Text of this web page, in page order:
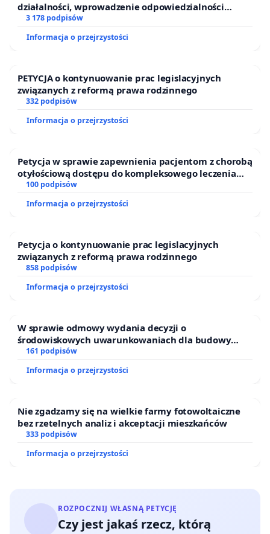
działalności, wprowadzenie odpowiedzialności
finansowej kluczowych urzędników i sędziów
3 178 podpisów
Informacja o przejrzystości
PETYCJA o kontynuowanie prac legislacyjnych
związanych z reformą prawa rodzinnego
332 podpisów
Informacja o przejrzystości
Petycja w sprawie zapewnienia pacjentom z chorobą
otyłościową dostępu do kompleksowego leczenia
oraz programów profilaktycznych.
100 podpisów
Informacja o przejrzystości
Petycja o kontynuowanie prac legislacyjnych
związanych z reformą prawa rodzinnego
858 podpisów
Informacja o przejrzystości
W sprawie odmowy wydania decyzji o
środowiskowych uwarunkowaniach dla budowy
zakładu wytwarzania biometanu „Krynki” w
Puszczy Knyszyńskiej
161 podpisów
Informacja o przejrzystości
Nie zgadzamy się na wielkie farmy fotowoltaiczne
bez rzetelnych analiz i akceptacji mieszkańców
333 podpisów
Informacja o przejrzystości
ROZPOCZNIJ WŁASNĄ PETYCJĘ
Czy jest jakaś rzecz, którą